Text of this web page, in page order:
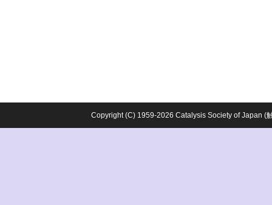
Copyright (C) 1959-2026 Catalysis Society of Japan (